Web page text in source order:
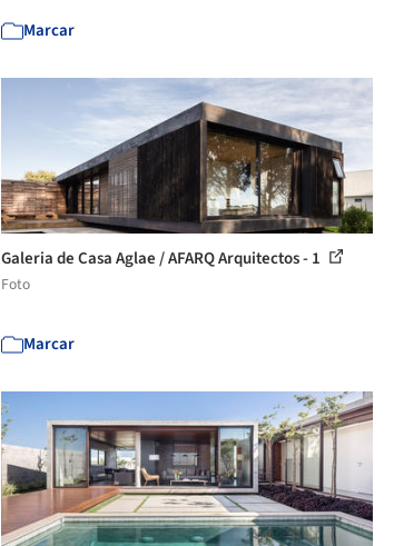
Marcar
Galeria de Casa Aglae / AFARQ Arquitectos - 1
Foto
Marcar